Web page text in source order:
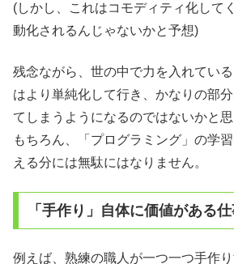
(しかし、これはコモディティ化して
動化されるんじゃないかと予想)
残念ながら、世の中で力を入れている
はより単純化して行き、かなりの部
てしまうようになるのではないかと思
もちろん、「プログラミング」の学
える分には無駄にはなりません。
「手作り」自体に価値がある
例えば、熟練の職人が一つ一つ手作